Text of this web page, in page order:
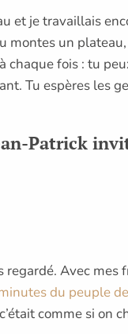
et je travaillais
montes un
chaque fois : tu
Tu espères les
Patrick
Avec mes
du peuple
comme si on